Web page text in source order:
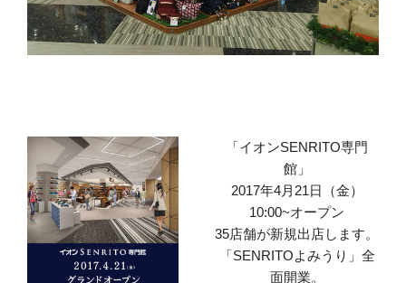
「イオンSENRITO専門
館」
2017年4月21日（金）
10:00~オープン
35店舗が新規出店します。
「SENRITOよみうり」全
面開業。